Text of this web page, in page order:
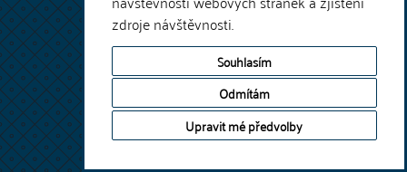
zdroje návštěvnosti.
Souhlasím
Odmítám
Upravit mé předvolby